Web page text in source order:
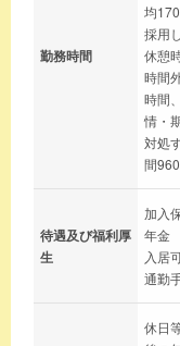
勤務時間
均
採用
休憩
時間
時間
情・
対処
間
待遇及び福利厚
生
加入
年金
入居
通勤
休日